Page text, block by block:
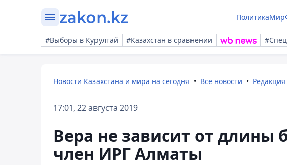
ПолитикаМир
#Выборы в Курултай #Казахстан в сравнении
Новости Казахстана и мира на сегодня Все новости
17:01, 22 августа 2019
Вера не зависит от длины
член ИРГ Алматы